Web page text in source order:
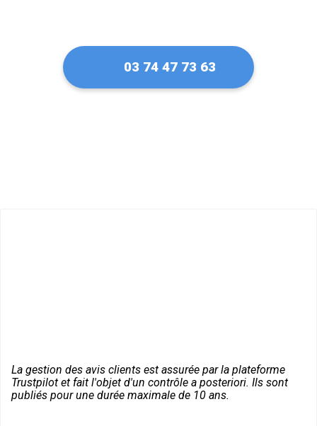
03 74 47 73 63
La gestion des avis clients est assurée par la plateforme
Trustpilot et fait l'objet d'un contrôle a posteriori. Ils sont
publiés pour une durée maximale de 10 ans.